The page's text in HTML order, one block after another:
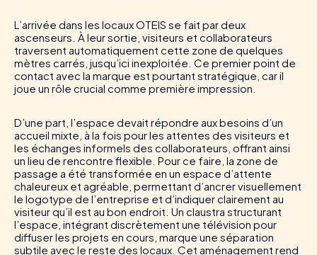
L’arrivée dans les locaux OTEIS se fait par deux
ascenseurs. À leur sortie, visiteurs et collaborateurs
traversent automatiquement cette zone de quelques
mètres carrés, jusqu’ici inexploitée. Ce premier point de
contact avec la marque est pourtant stratégique, car il
joue un rôle crucial comme première impression.
D’une part, l’espace devait répondre aux besoins d’un
accueil mixte, à la fois pour les attentes des visiteurs et
les échanges informels des collaborateurs, offrant ainsi
un lieu de rencontre flexible. Pour ce faire, la zone de
passage a été transformée en un espace d’attente
chaleureux et agréable, permettant d’ancrer visuellement
le logotype de l’entreprise et d’indiquer clairement au
visiteur qu’il est au bon endroit. Un claustra structurant
l’espace, intégrant discrètement une télévision pour
diffuser les projets en cours, marque une séparation
subtile avec le reste des locaux. Cet aménagement rend